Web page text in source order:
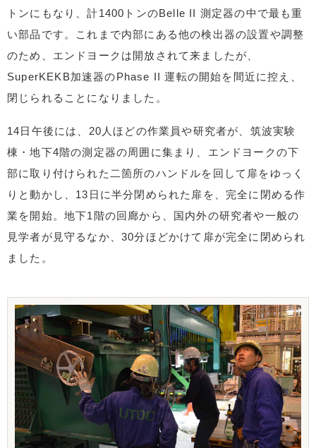
トンにもなり、計1400トンのBelle II 測定器の中で最も重
い部品です。これまで内部にある他の検出器の設置や調整
のため、エンドヨークは開放されて来ましたが、
SuperKEKB加速器のPhase II 運転の開始を間近に控え、
閉じられることになりました。
14日午後には、20人ほどの作業員や研究者が、筑波実験
棟・地下4階の測定器の周囲に集まり、エンドヨークの下
部に取り付けられた二箇所のハンドルを回して扉をゆっく
りと動かし、13日に半分閉められた扉を、完全に閉める作
業を開始。地下1階の回廊から、国内外の研究者や一般の
見学者が見守るなか、30分ほどかけて扉が完全に閉められ
ました。